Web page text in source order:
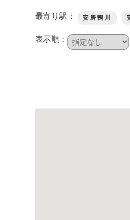
鴨川について
最寄り駅： 安房鴨川
表示順：